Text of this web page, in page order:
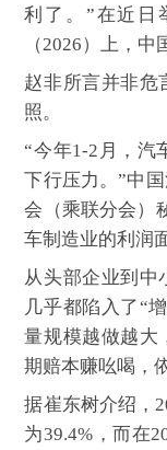
利了。”在近日
（2026）上，
赵非所言并非危
照。
“今年1-2月，汽
下行压力。”中
会（乘联分会）
车制造业的利润
从头部企业到中
几乎都陷入了“
量规模越做越大
期赔本赚吆喝，
据崔东树介绍，
为39.4%，而在